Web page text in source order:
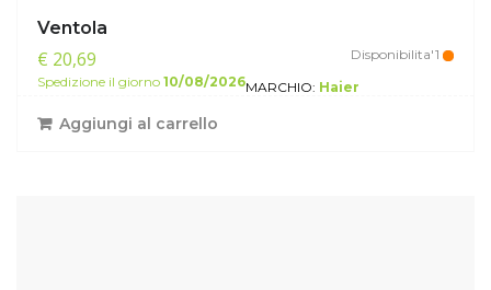
Ventola
€ 20,69
Disponibilita'1
Spedizione il giorno 10/08/2026MARCHIO: Haier
Aggiungi al carrello